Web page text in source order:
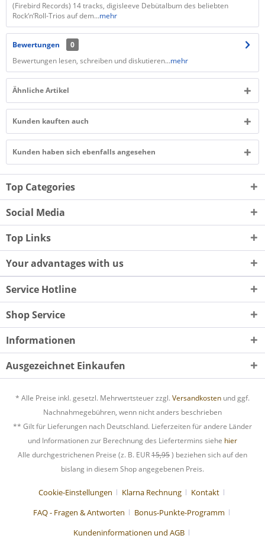
(Firebird Records) 14 tracks, digisleeve Debütalbum des beliebten
Rock‘n‘Roll-Trios auf dem...mehr
Bewertungen
0
Bewertungen lesen, schreiben und diskutieren...mehr
Ähnliche Artikel
Kunden kauften auch
Kunden haben sich ebenfalls angesehen
Top Categories
Social Media
Top Links
Your advantages with us
Service Hotline
Shop Service
Informationen
Ausgezeichnet Einkaufen
* Alle Preise inkl. gesetzl. Mehrwertsteuer zzgl. Versandkosten und ggf.
Nachnahmegebühren, wenn nicht anders beschrieben
** Gilt für Lieferungen nach Deutschland. Lieferzeiten für andere Länder
und Informationen zur Berechnung des Liefertermins siehe hier
Alle durchgestrichenen Preise (z. B. EUR15,95) beziehen sich auf den
bislang in diesem Shop angegebenen Preis.
Cookie-Einstellungen Klarna Rechnung
Kontakt
FAQ - Fragen & Antworten
Bonus-Punkte-Programm
Kundeninformationen und AGB